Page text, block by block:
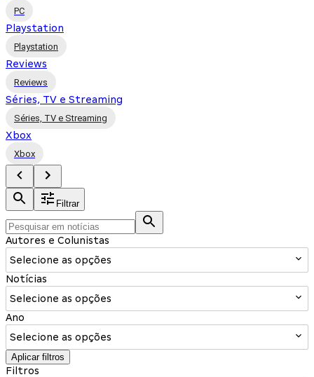
PC
Playstation
Playstation
Reviews
Reviews
Séries, TV e Streaming
Séries, TV e Streaming
Xbox
Xbox
Filtrar
Autores e Colunistas
Selecione as opções
Notícias
Selecione as opções
Ano
Selecione as opções
Aplicar filtros
Filtros